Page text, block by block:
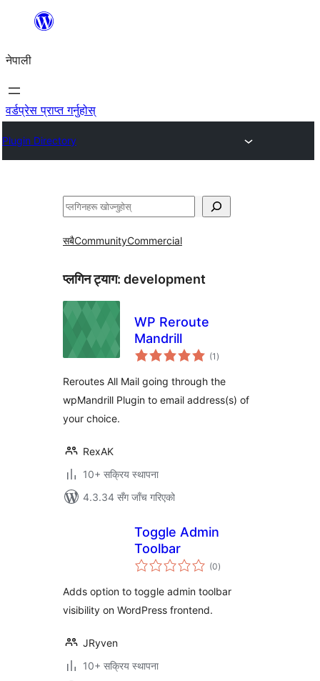
सामग्रीमा
नेपाली
वर्डप्रेस प्राप्त गर्नुहोस्
Plugin Directory
खोज्नुहोस्
सबैCommunityCommercial
प्लगिन ट्याग: development
WP Reroute
Mandrill
(1 कुल
रेटिङ्गहरू
)
Reroutes All Mail going through the
wpMandrill Plugin to email address(s) of
your choice.
RexAK
10+ सक्रिय स्थापना
4.3.34 सँग जाँच गरिएको
Toggle Admin
Toolbar
(0कुल
रेटिङ्गहरू
)
Adds option to toggle admin toolbar
visibility on WordPress frontend.
JRyven
10+ सक्रिय स्थापना